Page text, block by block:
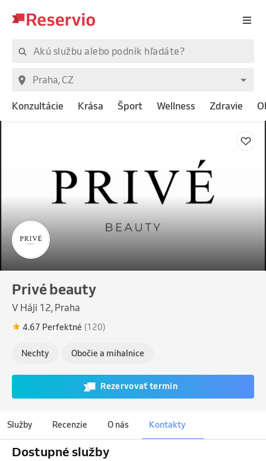
Konzultácie Krása Šport Wellness Zdravie
Privé beauty
V Háji 12, Praha
4.67 Perfektné (120)
Nechty Obočie a mihalnice
Rezervovať termín
Služby Recenzie O nás Kontakty
Dostupné služby